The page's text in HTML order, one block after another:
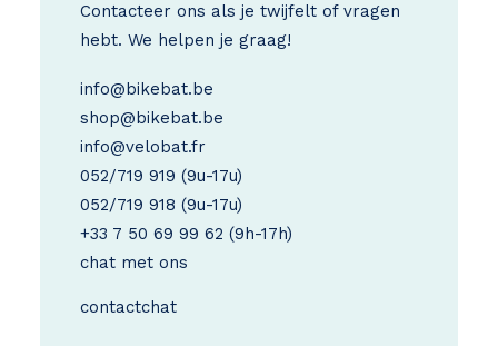
Contacteer ons als je twijfelt of vragen
hebt. We helpen je graag!
info@bikebat.be
shop@bikebat.be
info@velobat.fr
052/719 919 (9u-17u)
052/719 918 (9u-17u)
+33 7 50 69 99 62 (9h-17h)
chat met ons
contactchat